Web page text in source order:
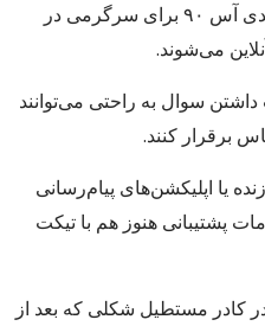
بسیاری از کاربران سایت شرط بندی آس ۹۰ برای سرگرمی در
می‌شوند.
سوال به راحتی می‌توانند
یا اپلیکشن‌های پیام‌رسانی
کنند. در سایت آس ۹۰ خدمات پشتیبانی هنوز هم با تیکت
کادر مستطیل شکلی که بعد از